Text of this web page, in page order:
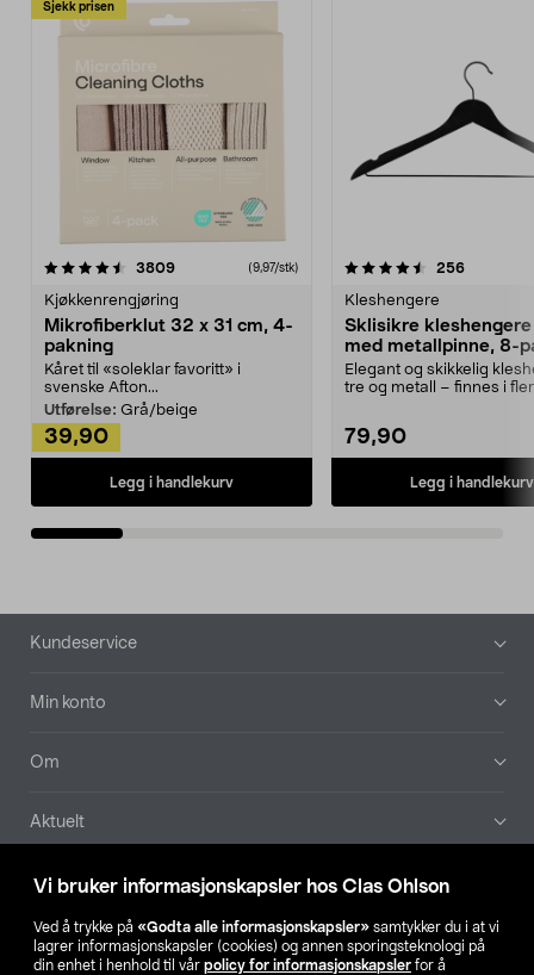
Vi bruker informasjonskapsler hos Clas Ohlson
Ved å trykke på «Godta alle informasjonskapsler» samtykker du i at vi
lagrer informasjonskapsler (cookies) og annen sporingsteknologi på
din enhet i henhold til vår policy for informasjonskapsler for å
Sjekk prisen
3809anmeldelser(9,97/stk)
Kjøkkenrengjøring
Mikrofiberklut 32 x 31 cm, 4-
pakning
Kåret til «soleklar favoritt» i
svenske Afton...
Utførelse: Grå/beige
39,90
Legg i handlekurv
4.5av 5 stjerner 256
Kleshengere
Sklisikre
med metallpinne, 8-
Elegant og skikkelig
tre og metall – finnes i
79,90
Legg i handlekurv
4.5av 5 stjerner
Bunntekst
Kundeservice
Min konto
Om
Aktuelt
Våre selskaper
Finn din butikk